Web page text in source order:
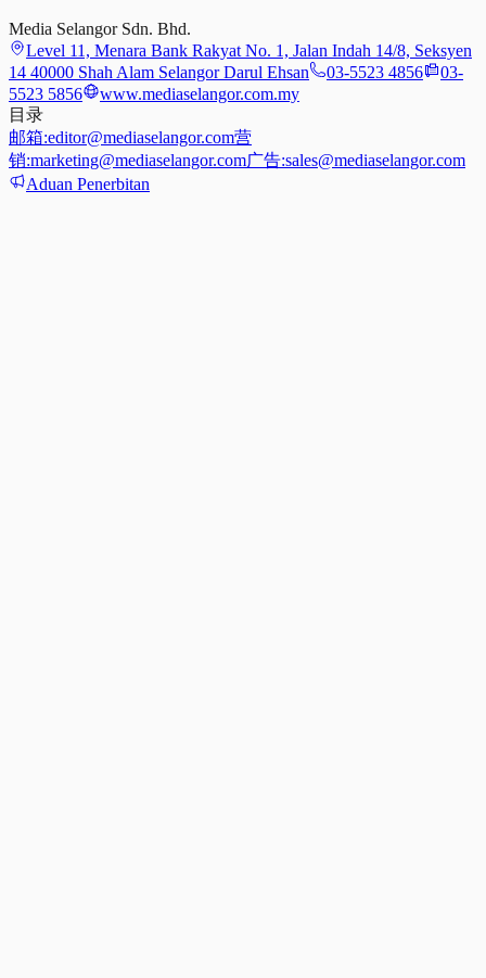
Media Selangor Sdn. Bhd.
Level 11, Menara Bank Rakyat No. 1, Jalan Indah 14/8, Seksyen
14 40000 Shah Alam Selangor Darul Ehsan
03-5523 4856
03-
5523 5856
www.mediaselangor.com.my
目录
邮箱:editor@mediaselangor.com营
销:marketing@mediaselangor.com广告:sales@mediaselangor.com
Aduan Penerbitan